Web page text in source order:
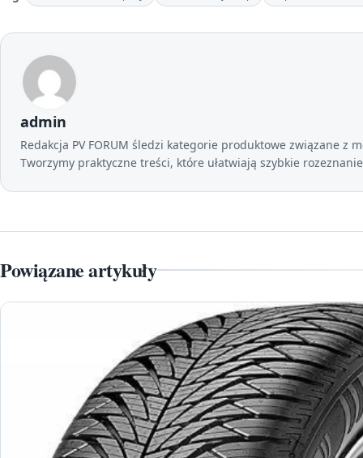
admin
Redakcja PV FORUM śledzi kategorie produktowe związane z
Tworzymy praktyczne treści, które ułatwiają szybkie
Powiązane artykuły